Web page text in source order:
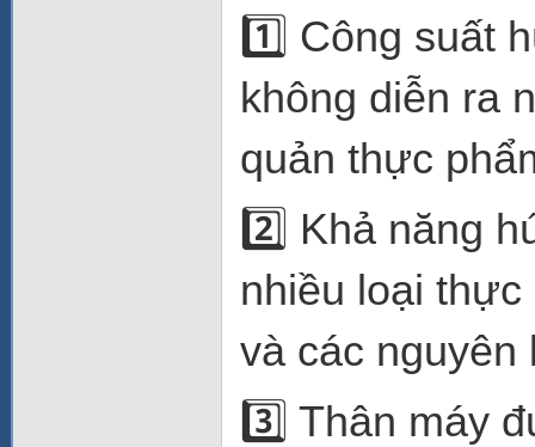
1️⃣ Công suất
không diễn ra
quản thực
2️⃣ Khả năng
nhiều loại
và các nguyên
3️⃣ Thân máy